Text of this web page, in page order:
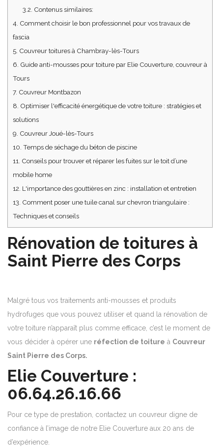
3.2. Contenus similaires:
4. Comment choisir le bon professionnel pour vos travaux de
fascia
5. Couvreur toitures à Chambray-lès-Tours
6. Guide anti-mousses pour toiture par Elie Couverture, couvreur à
Tours
7. Couvreur Montbazon
8. Optimiser l'efficacité énergétique de votre toiture : stratégies et
solutions
9. Couvreur Joué-lès-Tours
10. Temps de séchage du béton de piscine
11. Conseils pour trouver et réparer les fuites sur le toit d’une
mobile home
12. L'importance des gouttières en zinc : installation et entretien
13. Comment poser une tuile canal sur chevron triangulaire :
Techniques et conseils
Rénovation de toitures à
Saint Pierre des Corps
Malgré tous vos traitements anti-mousses et produits
hydrofuges que vous pouvez utiliser et quand la rénovation de
votre toiture n’apparaît plus comme efficace, c’est le moment de
vous décider à opérer une réfection de toiture à Couvreur
Saint Pierre des Corps.
Elie Couverture :
06.64.26.16.66
Pour ce type de prestation, contactez un couvreur digne de
confiance à l’image de notre Elie Couverture aux 20 ans de
d’expérience.